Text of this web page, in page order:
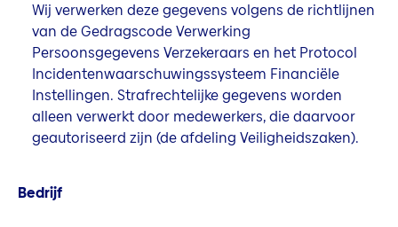
Wij verwerken deze gegevens volgens de richtlijnen
van de Gedragscode Verwerking
Persoonsgegevens Verzekeraars en het Protocol
Incidentenwaarschuwingssysteem Financiële
Instellingen. Strafrechtelijke gegevens worden
alleen verwerkt door medewerkers, die daarvoor
geautoriseerd zijn (de afdeling Veiligheidszaken).
Bedrijf